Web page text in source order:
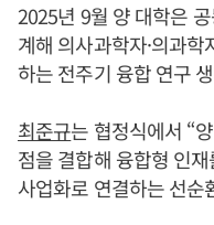
2025년 9월 양 대학은
계해 의사과학자·의과
하는 전주기 융합 연구
최준규는 협정식에서 “
점을 결합해 융합형 인
사업화로 연결하는 선순